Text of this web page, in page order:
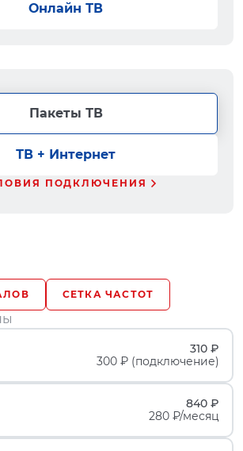
Онлайн ТВ
Пакеты ТВ
ТВ + Интернет
ПОДКЛЮЧЕНИЯ
СЕТКА ЧАСТОТ
310 ₽
300 ₽ (подключение)
840 ₽
280 ₽/месяц